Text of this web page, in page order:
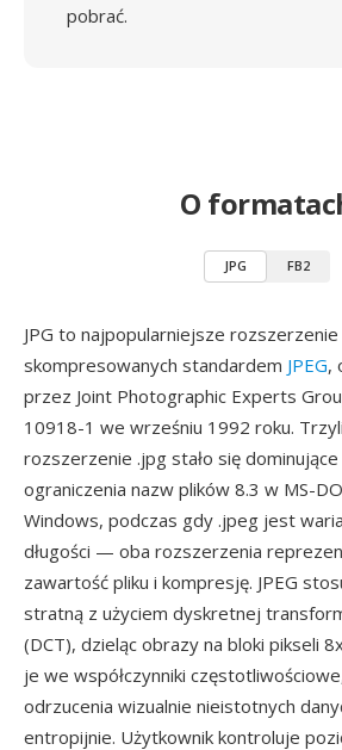
pobrać.
O
JPG FB2
JPG to najpopularniejsze
skompresowanych standardem JPEG,
przez Joint Photographic Experts
10918-1 we wrześniu 1992 roku.
rozszerzenie .jpg stało się
ograniczenia nazw plików 8.3 w MS-
Windows, podczas gdy .jpeg jest
długości — oba rozszerzenia
zawartość pliku i kompresję. JPEG
stratną z użyciem dyskretnej
(DCT), dzieląc obrazy na bloki pikseli
je we współczynniki
odrzucenia wizualnie nieistotnych
entropijnie. Użytkownik kontroluje